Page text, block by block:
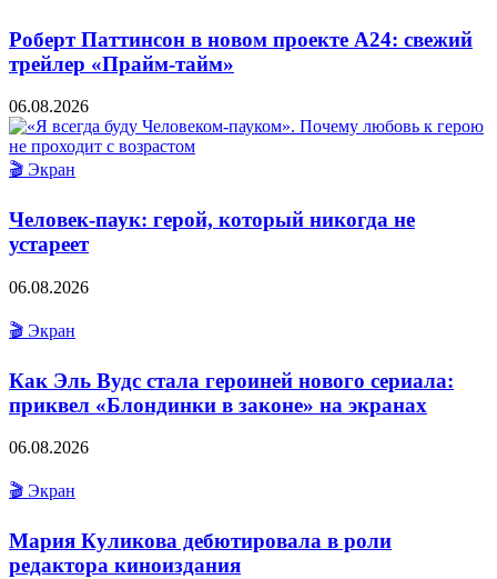
Роберт Паттинсон в новом проекте A24: свежий
трейлер «Прайм-тайм»
06.08.2026
🎬 Экран
Человек-паук: герой, который никогда не
устареет
06.08.2026
🎬 Экран
Как Эль Вудс стала героиней нового сериала:
приквел «Блондинки в законе» на экранах
06.08.2026
🎬 Экран
Мария Куликова дебютировала в роли
редактора киноиздания